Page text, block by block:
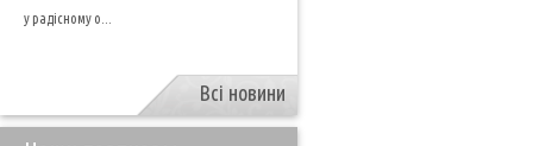
у радісному о...
Всі новини